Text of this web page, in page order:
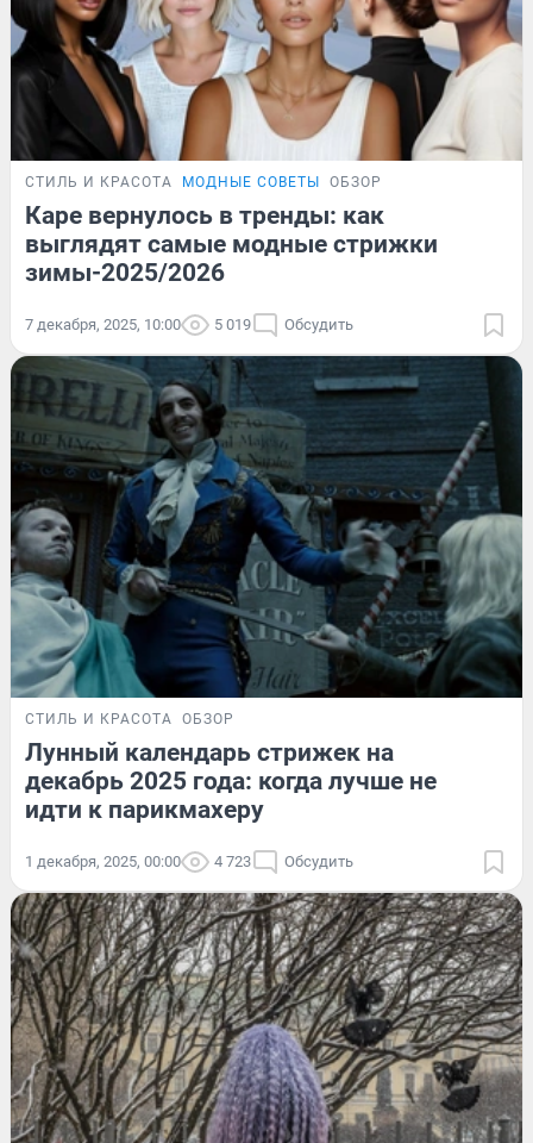
СТИЛЬ И КРАСОТА МОДНЫЕ СОВЕТЫ ОБЗОР
Каре вернулось в тренды: как
выглядят самые модные стрижки
зимы-2025/2026
7 декабря, 2025, 10:00 5 019 Обсудить
СТИЛЬ И КРАСОТА ОБЗОР
Лунный календарь стрижек на
декабрь 2025 года: когда лучше не
идти к парикмахеру
1 декабря, 2025, 00:00 4 723 Обсудить